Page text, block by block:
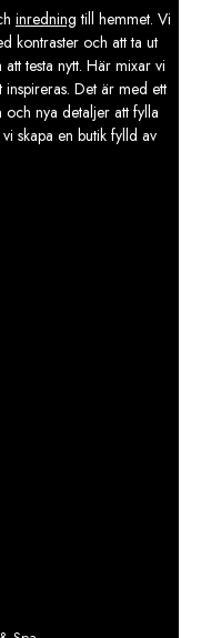
inredning till hemmet. Vi
kontraster och att ta ut
testa nytt. Här mixar vi
Det är med ett
nya detaljer att fylla
skapa en butik fylld av